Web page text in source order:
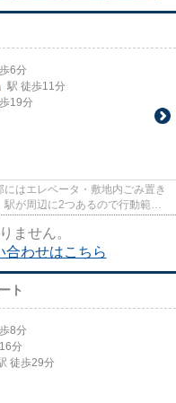
6分
」駅 徒歩11分
19分
はエレベータ・敷地内ごみ置き
が周辺に2つあるので行動範囲
ません。
合わせはこちら
ト
8分
分
徒歩29分